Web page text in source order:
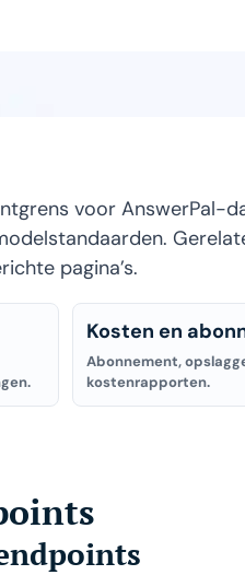
voor AnswerPal-
pagina’s.
Kosten en
Abonnement,
kostenrapporten.